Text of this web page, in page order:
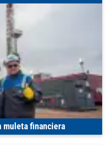
muleta financiera